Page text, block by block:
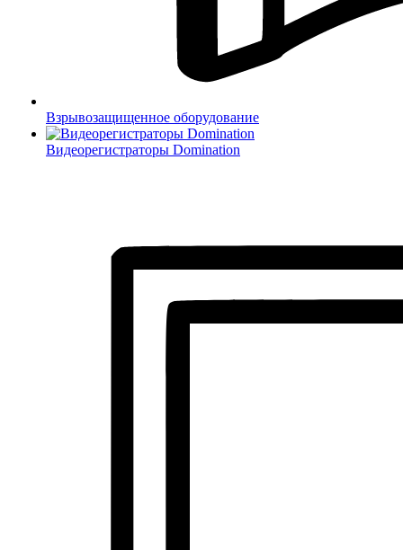
Взрывозащищенное оборудование
Видеорегистраторы Domination